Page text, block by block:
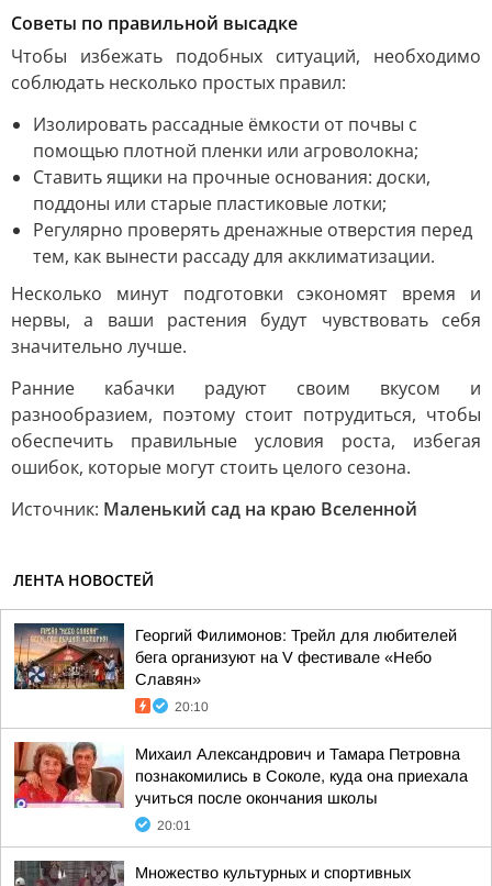
Советы по правильной высадке
Чтобы избежать подобных ситуаций, необходимо
соблюдать несколько простых правил:
Изолировать рассадные ёмкости от почвы с
помощью плотной пленки или агроволокна;
Ставить ящики на прочные основания: доски,
поддоны или старые пластиковые лотки;
Регулярно проверять дренажные отверстия перед
тем, как вынести рассаду для акклиматизации.
Несколько минут подготовки сэкономят время и
нервы, а ваши растения будут чувствовать себя
значительно лучше.
Ранние кабачки радуют своим вкусом и
разнообразием, поэтому стоит потрудиться, чтобы
обеспечить правильные условия роста, избегая
ошибок, которые могут стоить целого сезона.
Источник: Маленький сад на краю Вселенной
ЛЕНТА НОВОСТЕЙ
Георгий Филимонов: Трейл для любителей
бега организуют на V фестивале «Небо
Славян»
20:10
Михаил Александрович и Тамара Петровна
познакомились в Соколе, куда она приехала
учиться после окончания школы
20:01
Множество культурных и спортивных